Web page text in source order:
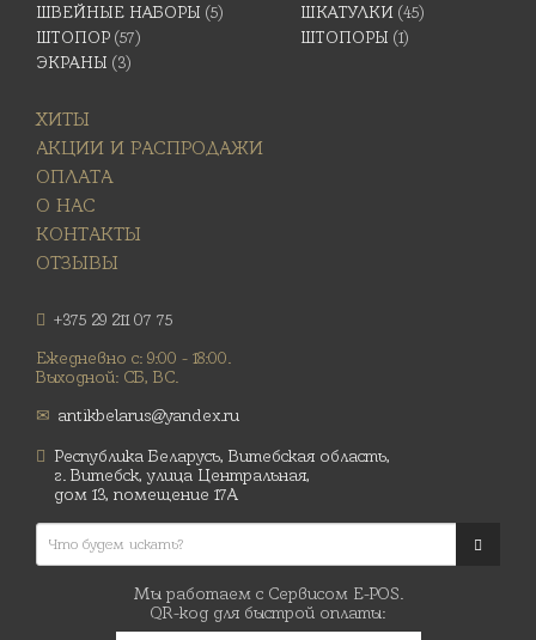
ШВЕЙНЫЕ НАБОРЫ (5) ШКАТУЛКИ (45)
ШТОПОР (57) ШТОПОРЫ (1)
ЭКРАНЫ (3)
ХИТЫ
АКЦИИ И РАСПРОДАЖИ
ОПЛАТА
О НАС
КОНТАКТЫ
ОТЗЫВЫ
+375 29 211 07 75
Ежедневно с: 9:00 - 18:00.
Выходной: СБ, ВС.
antikbelarus@yandex.ru
Республика Беларусь, Витебская область,
г. Витебск, улица Центральная,
дом 13, помещение 17А
Мы работаем с Сервисом E-POS.
QR-код для быстрой оплаты: